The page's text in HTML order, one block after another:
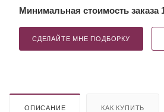
Минимальная стоимость заказа
СДЕЛАЙТЕ МНЕ ПОДБОРКУ
ОПИСАНИЕ КАК КУПИТЬ